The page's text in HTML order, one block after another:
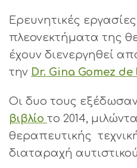
Ερευνητικές
πλεονεκτήματα της
έχουν διενεργηθεί
την Dr. Gina Gomez de
Οι δυο τους
βιβλίο το 2014,
θεραπευτικής
διαταραχή